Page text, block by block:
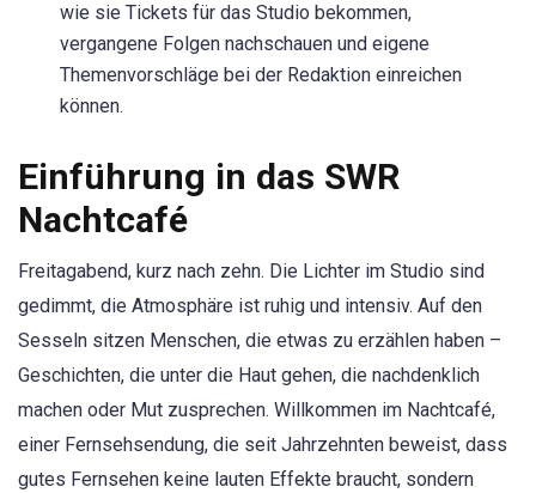
wie sie Tickets für das Studio bekommen,
vergangene Folgen nachschauen und eigene
Themenvorschläge bei der Redaktion einreichen
können.
Einführung in das SWR
Nachtcafé
Freitagabend, kurz nach zehn. Die Lichter im Studio sind
gedimmt, die Atmosphäre ist ruhig und intensiv. Auf den
Sesseln sitzen Menschen, die etwas zu erzählen haben –
Geschichten, die unter die Haut gehen, die nachdenklich
machen oder Mut zusprechen. Willkommen im Nachtcafé,
einer Fernsehsendung, die seit Jahrzehnten beweist, dass
gutes Fernsehen keine lauten Effekte braucht, sondern